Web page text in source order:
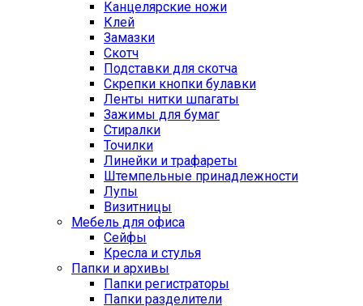
Канцелярские ножи
Клей
Замазки
Скотч
Подставки для скотча
Скрепки кнопки булавки
Ленты нитки шпагаты
Зажимы для бумаг
Стиралки
Точилки
Линейки и трафареты
Штемпельные принадлежности
Лупы
Визитницы
Мебель для офиса
Сейфы
Кресла и стулья
Папки и архивы
Папки регистраторы
Папки разделители